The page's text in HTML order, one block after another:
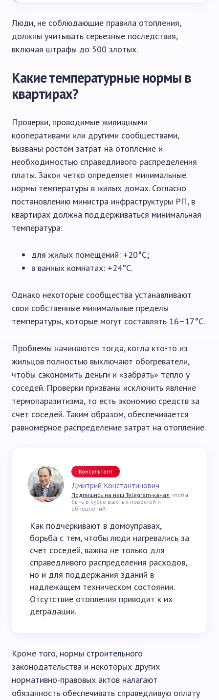
Люди, не соблюдающие правила отопления,
должны учитывать серьезные последствия,
включая штрафы до 500 злотых.
Какие температурные нормы в
квартирах?
Проверки, проводимые жилищными
кооперативами или другими сообществами,
вызваны ростом затрат на отопление и
необходимостью справедливого распределения
платы. Закон четко определяет минимальные
нормы температуры в жилых домах. Согласно
постановлению министра инфраструктуры РП, в
квартирах должна поддерживаться минимальная
температура:
для жилых помещений: +20°C;
в ванных комнатах: +24°C.
Однако некоторые сообщества устанавливают
свои собственные минимальные пределы
температуры, которые могут составлять 16–17°C.
Проблемы начинаются тогда, когда кто-то из
жильцов полностью выключают обогреватели,
чтобы сэкономить деньги и «забрать» тепло у
соседей. Проверки призваны исключить явление
термопаразитизма, то есть экономию средств за
счет соседей. Таким образом, обеспечивается
равномерное распределение затрат на отопление.
Консультант
Дмитрий Константинович
Подпишись на наш Telegram-канал, чтобы
быть в курсе важных новостей и
обновлений.
Как подчеркивают в домоуправах,
борьба с тем, чтобы люди нагревались за
счет соседей, важна не только для
справедливого распределения расходов,
но и для поддержания зданий в
надлежащем техническом состоянии.
Отсутствие отопления приводит к их
деградации.
Кроме того, нормы строительного
законодательства и некоторых других
нормативно-правовых актов налагают
обязанность обеспечивать справедливую оплату